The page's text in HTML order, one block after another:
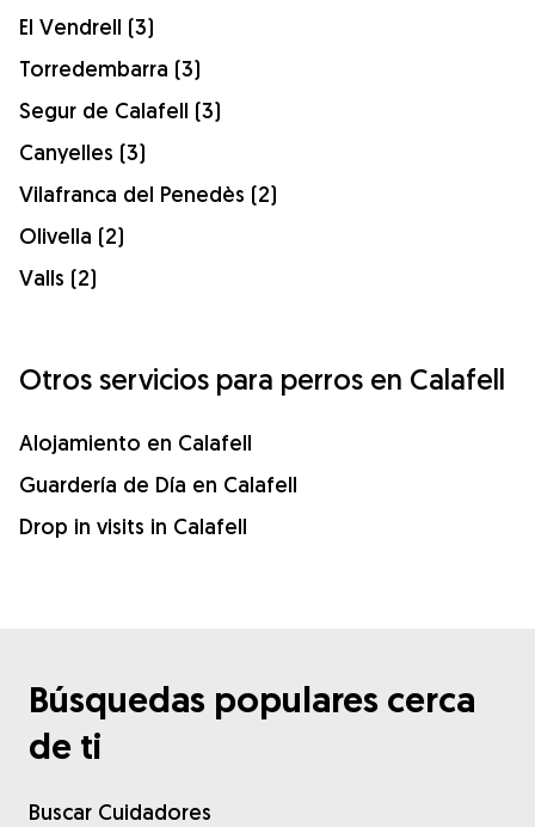
El Vendrell (3)
Torredembarra (3)
Segur de Calafell (3)
Canyelles (3)
Vilafranca del Penedès (2)
Olivella (2)
Valls (2)
Otros servicios para perros en Calafell
Alojamiento en Calafell
Guardería de Día en Calafell
Drop in visits in Calafell
Búsquedas populares cerca
de ti
Buscar Cuidadores